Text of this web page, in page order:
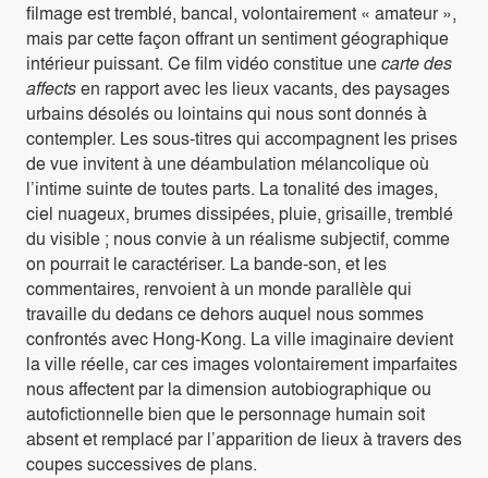
filmage est tremblé, bancal, volontairement « amateur »,
mais par cette façon offrant un sentiment géographique
intérieur puissant. Ce film vidéo constitue unecarte des
affectsen rapport avec les lieux vacants, des paysages
urbains désolés ou lointains qui nous sont donnés à
contempler. Les sous-titres qui accompagnent les prises
de vue invitent à une déambulation mélancolique où
l’intime suinte de toutes parts. La tonalité des images,
ciel nuageux, brumes dissipées, pluie, grisaille, tremblé
du visible ; nous convie à un réalisme subjectif, comme
on pourrait le caractériser. La bande-son, et les
commentaires, renvoient à un monde parallèle qui
travaille du dedans ce dehors auquel nous sommes
confrontés avec Hong-Kong. La ville imaginaire devient
la ville réelle, car ces images volontairement imparfaites
nous affectent par la dimension autobiographique ou
autofictionnelle bien que le personnage humain soit
absent et remplacé par l’apparition de lieux à travers des
coupes successives de plans.